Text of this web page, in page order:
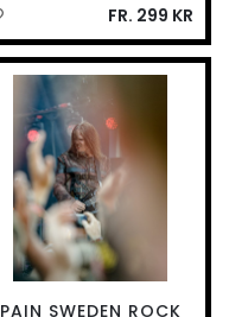
FR. 299 KR
PAIN SWEDEN ROCK